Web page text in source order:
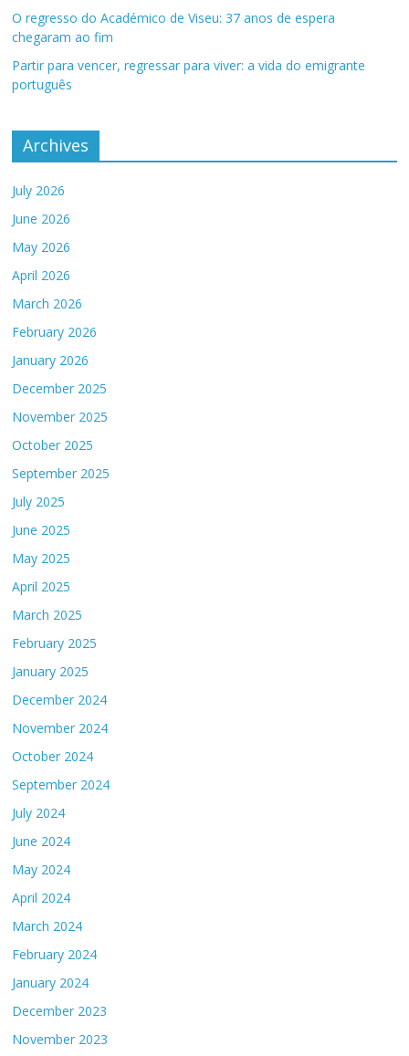
O regresso do Académico de Viseu: 37 anos de espera
chegaram ao fim
Partir para vencer, regressar para viver: a vida do emigrante
português
Archives
July 2026
June 2026
May 2026
April 2026
March 2026
February 2026
January 2026
December 2025
November 2025
October 2025
September 2025
July 2025
June 2025
May 2025
April 2025
March 2025
February 2025
January 2025
December 2024
November 2024
October 2024
September 2024
July 2024
June 2024
May 2024
April 2024
March 2024
February 2024
January 2024
December 2023
November 2023